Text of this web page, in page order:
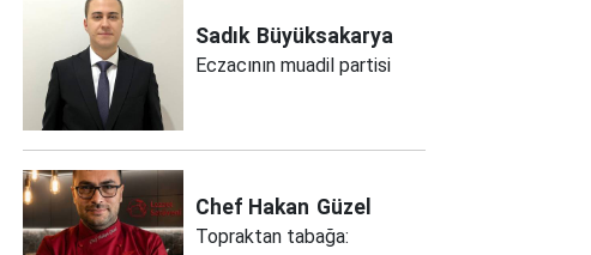
Sadık Büyüksakarya
Eczacının muadil partisi
Chef Hakan Güzel
Topraktan tabağa: